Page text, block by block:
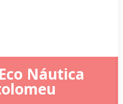
Náutica